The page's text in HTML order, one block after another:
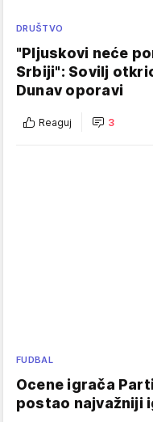
DRUŠTVO
"Pljuskovi neće
Srbiji": Sovilj
Dunav oporavi
Reaguj 3
FUDBAL
Ocene igrača
postao najvažniji